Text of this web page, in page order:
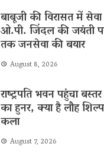
बाबूजी की विरासत में
ओ.पी. जिंदल की जयंती
तक जनसेवा की बयार
August 8, 2026
राष्ट्रपति भवन पहुंचा
का हुनर, क्या है लौह
कला
August 7, 2026